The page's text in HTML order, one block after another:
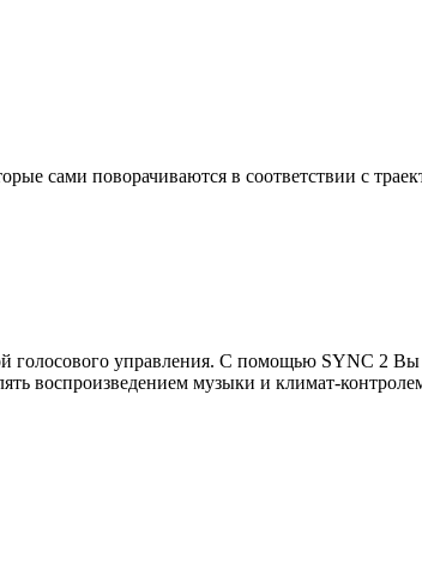
сами поворачиваются в соответствии с
голосового управления. С помощью SYNC 2 Вы
воспроизведением музыки и климат-